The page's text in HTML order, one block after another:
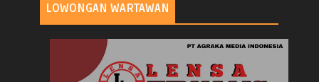
LOWONGAN WARTAWAN